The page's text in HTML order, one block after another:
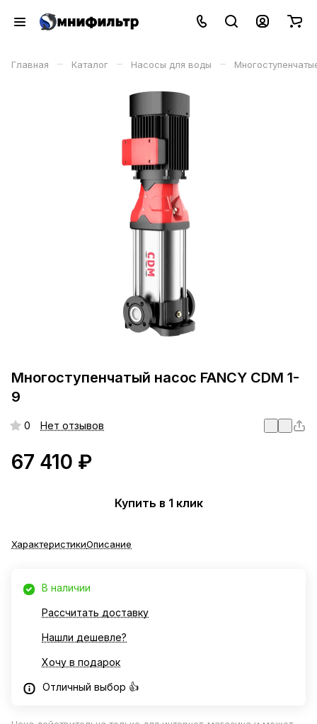
Главная – Каталог – Насосы для воды –
Многоступенчатый насос FANCY CDM 1-
9
0 Нет отзывов
67 410 ₽
Купить в 1 клик
ХарактеристикиОписание
В наличии
Рассчитать доставку
Нашли дешевле?
Хочу в подарок
Отличный выбор 👍